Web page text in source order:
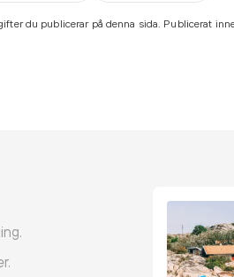
du publicerar på denna sida. Publicerat